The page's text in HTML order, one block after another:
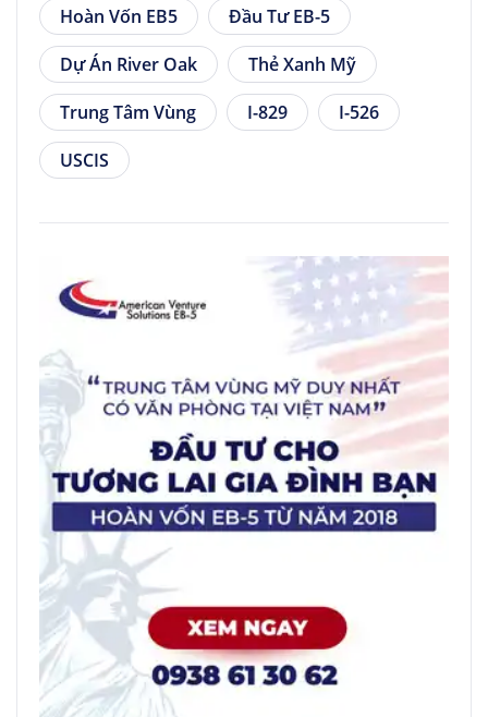
Hoàn Vốn EB5
Đầu Tư EB-5
Dự Án River Oak
Thẻ Xanh Mỹ
Trung Tâm Vùng
I-829
I-526
USCIS